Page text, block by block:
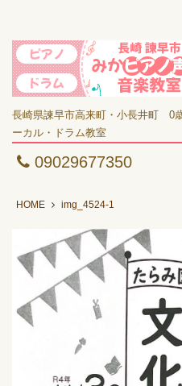
長崎県諫早市高来町・小長井町 0
ーカル・ドラム教室
09029677350
HOME img_4524-1